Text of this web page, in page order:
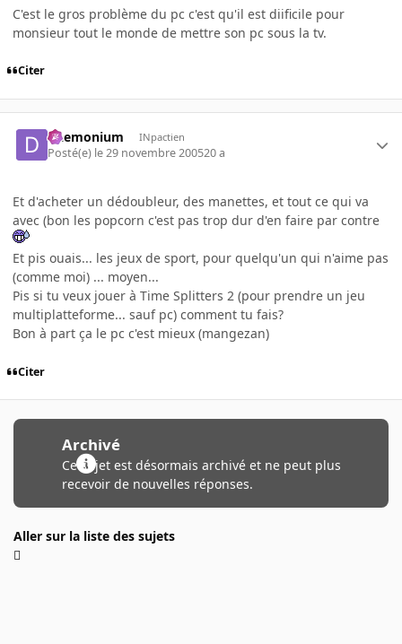
C'est le gros problème du pc c'est qu'il est diificile pour
monsieur tout le monde de mettre son pc sous la tv.
Citer
Daemonium INpactien
Posté(e) le 29 novembre 200520 a
Et d'acheter un dédoubleur, des manettes, et tout ce qui va
avec (bon les popcorn c'est pas trop dur d'en faire par contre
Et pis ouais... les jeux de sport, pour quelqu'un qui n'aime pas
(comme moi) ... moyen...
Pis si tu veux jouer à Time Splitters 2 (pour prendre un jeu
multiplatteforme... sauf pc) comment tu fais?
Bon à part ça le pc c'est mieux (mangezan)
Citer
Archivé
Ce sujet est désormais archivé et ne peut plus
recevoir de nouvelles réponses.
Aller sur la liste des sujets